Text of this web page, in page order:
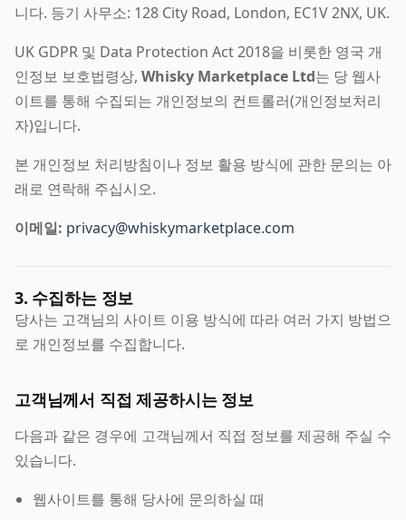
니다. 등기 사무소: 128 City Road, London, EC1V 2NX, UK.
UK GDPR 및 Data Protection Act 2018을 비롯한 영국 개
인정보 보호법령상, Whisky Marketplace Ltd는 당 웹사
이트를 통해 수집되는 개인정보의 컨트롤러(개인정보처리
자)입니다.
본 개인정보 처리방침이나 정보 활용 방식에 관한 문의는 아
래로 연락해 주십시오.
이메일: privacy@whiskymarketplace.com
3. 수집하는 정보
당사는 고객님의 사이트 이용 방식에 따라 여러 가지 방법으
로 개인정보를 수집합니다.
고객님께서 직접 제공하시는 정보
다음과 같은 경우에 고객님께서 직접 정보를 제공해 주실 수
있습니다.
웹사이트를 통해 당사에 문의하실 때